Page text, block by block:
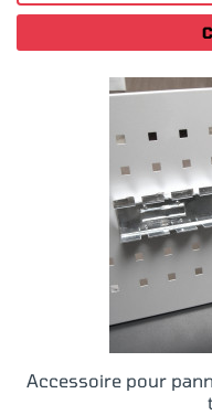
Accessoire pour panneaux